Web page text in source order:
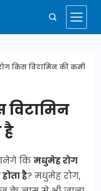
किस विटामिन की कमी
है
कि मधुमेह रोग
है? मधुमेह रोग,